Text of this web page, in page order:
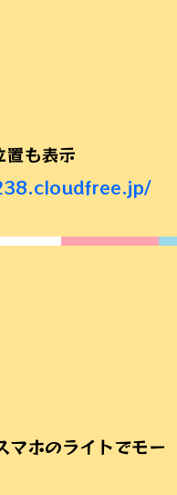
も表示
ホのライトでモー